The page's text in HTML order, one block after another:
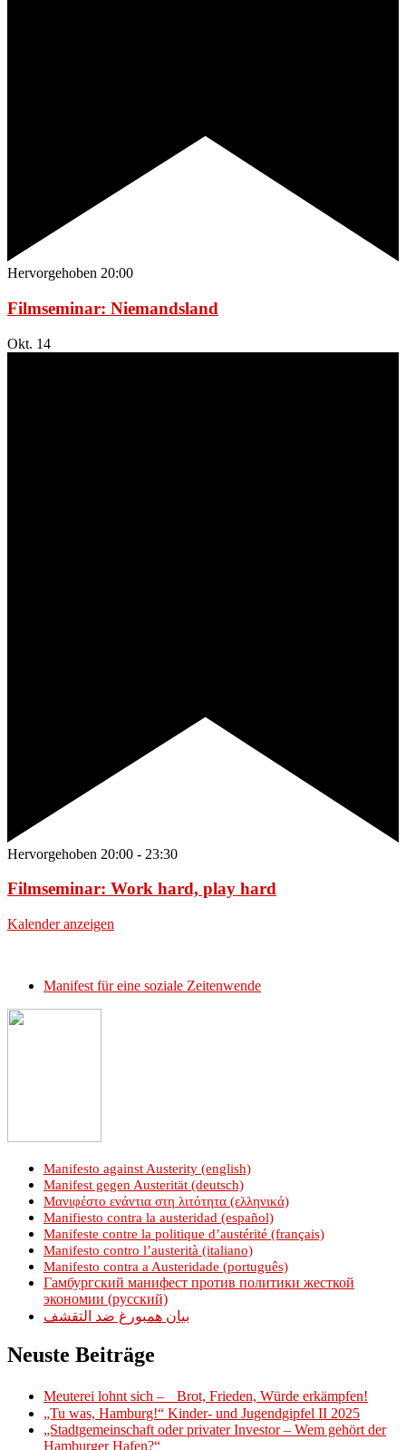
Hervorgehoben 20:00
Filmseminar: Niemandsland
Okt. 14
Hervorgehoben 20:00 - 23:30
Filmseminar: Work hard, play hard
Kalender anzeigen
Manifest für eine soziale Zeitenwende
Manifesto against Austerity (english)
Manifest gegen Austerität (deutsch)
Μανιφέστο ενάντια στη λιτότητα (ελληνικά)
Manifiesto contra la austeridad (español)
Manifeste contre la politique d’austérité (français)
Manifesto contro l’austerità (italiano)
Manifesto contra a Austeridade (português)
Гамбургский манифест против политики жесткой
экономии (русский)
بيان همبورغ ضد التقشف
Neuste Beiträge
Meuterei lohnt sich – Brot, Frieden, Würde erkämpfen!
„Tu was, Hamburg!“ Kinder- und Jugendgipfel II 2025
„Stadtgemeinschaft oder privater Investor – Wem gehört der
Hamburger Hafen?“